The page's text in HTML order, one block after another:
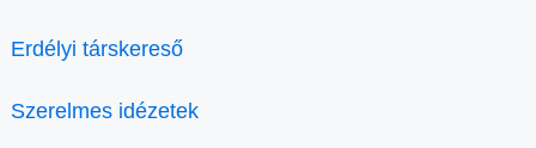
Erdélyi társkereső
Szerelmes idézetek